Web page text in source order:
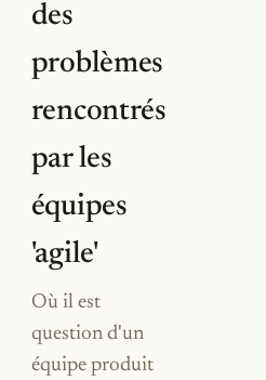
des
problèmes
rencontrés
par les
équipes
'agile'
Où il est
question d'un
équipe produit